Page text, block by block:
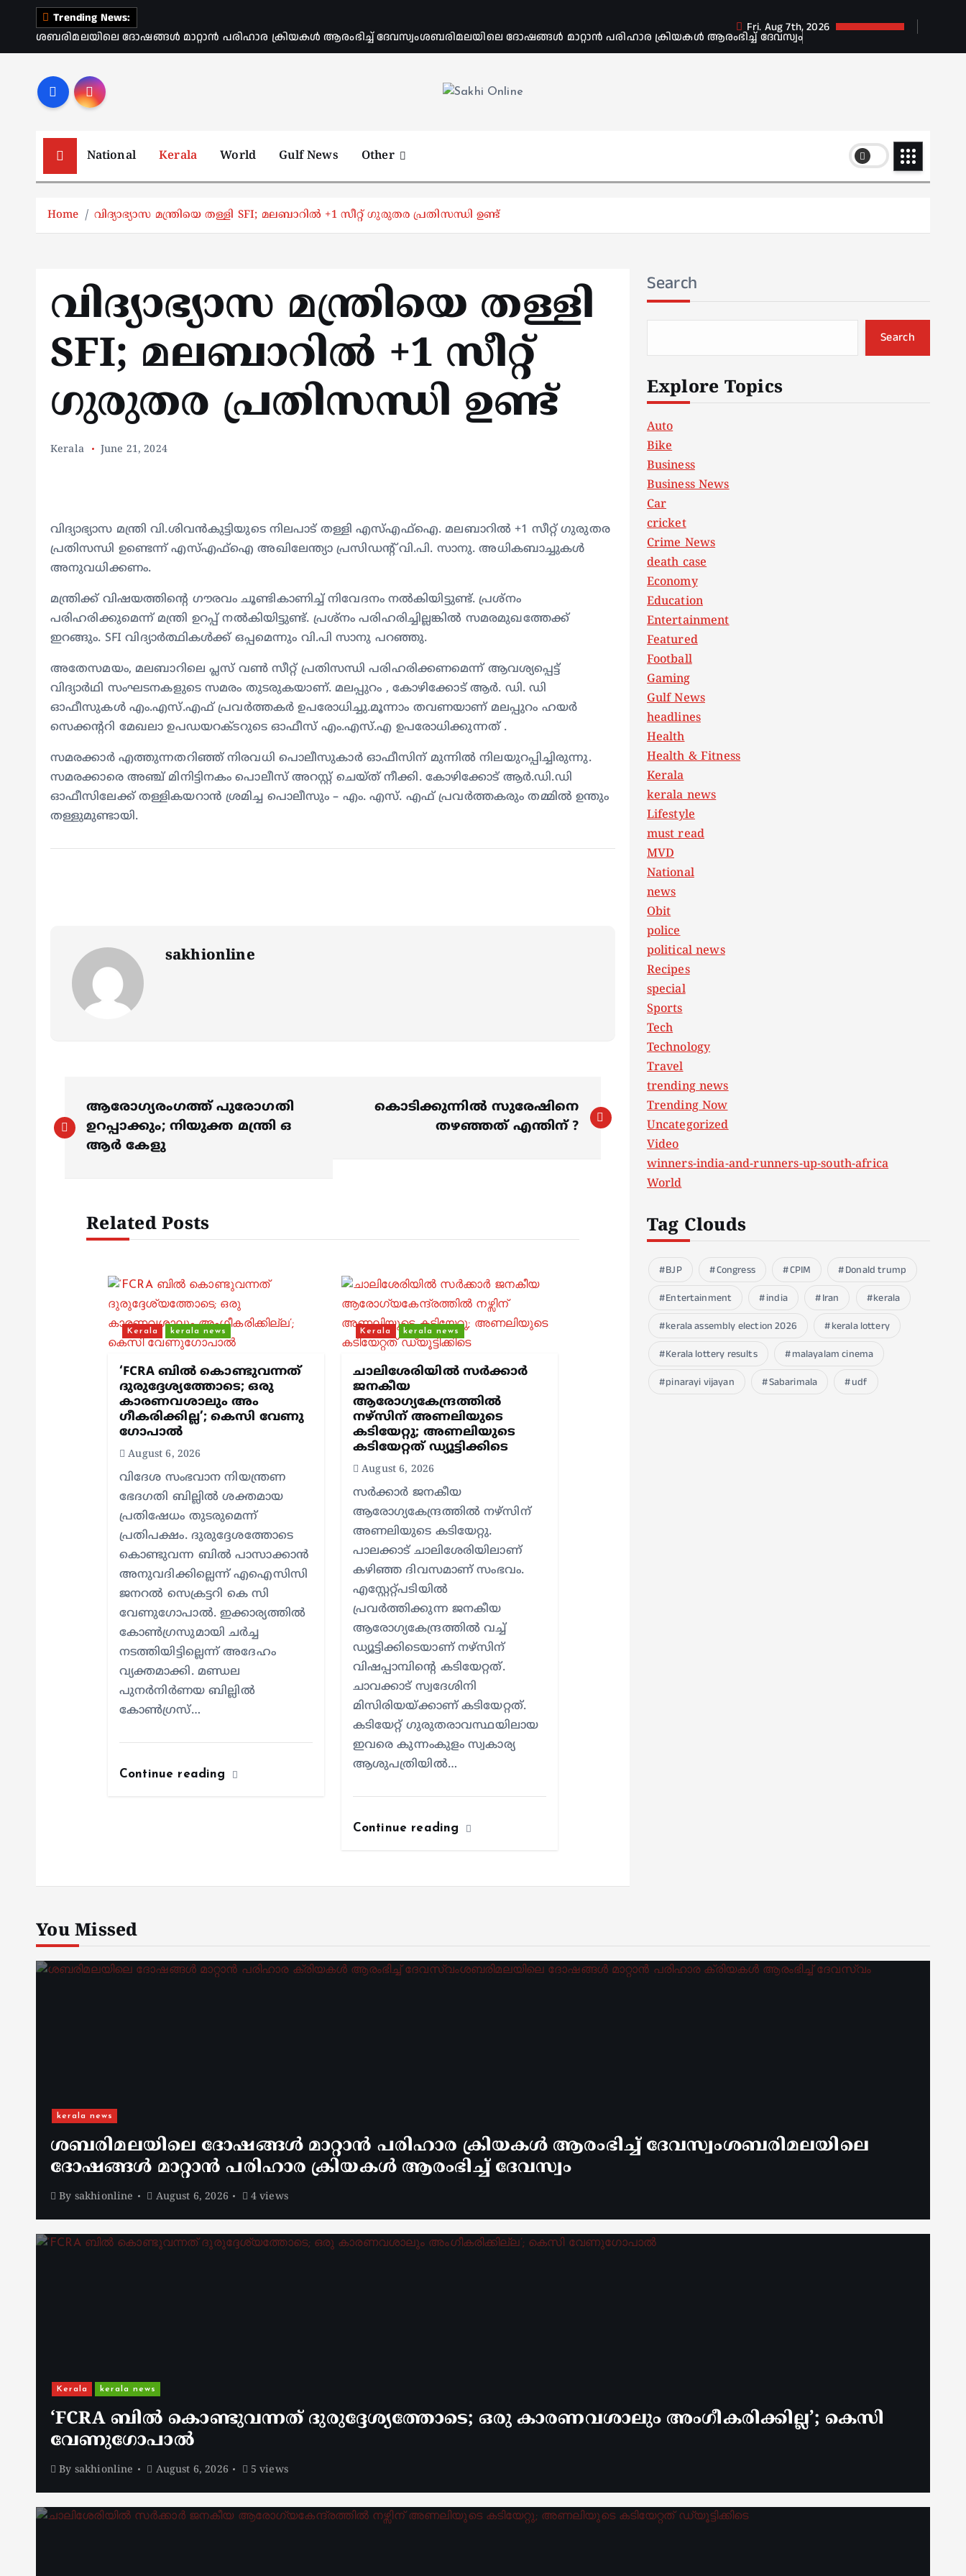
Trending News:
ശബരിമലയിലെ ദോഷങ്ങൾ മാറ്റാൻ പരിഹാര ക്രിയകൾ ആരംഭിച്ച് ദേവസ്വംശബരിമലയിലെ ദോഷങ്ങൾ മാറ്റാൻ പരിഹാര ക്രിയകൾ ആരംഭിച്ച് ദേവസ്വം
Fri. Aug 7th, 2026
National Kerala World Gulf News Other
Home വിദ്യാഭ്യാസ മന്ത്രിയെ തള്ളി SFI; മലബാറിൽ +1 സീറ്റ് ഗുരുതര പ്രതിസന്ധി ഉണ്ട്
വിദ്യാഭ്യാസ മന്ത്രിയെ തള്ളി
SFI; മലബാറിൽ +1 സീറ്റ്
ഗുരുതര പ്രതിസന്ധി ഉണ്ട്
Kerala June 21, 2024
വിദ്യാഭ്യാസ മന്ത്രി വി.ശിവന്‍കുട്ടിയുടെ നിലപാട് തള്ളി എസ്എഫ്ഐ. മലബാറിൽ +1 സീറ്റ് ഗുരുതര
പ്രതിസന്ധി ഉണ്ടെന്ന് എസ്എഫ്‌ഐ അഖിലേന്ത്യാ പ്രസിഡന്റ് വി.പി. സാനു. അധികബാച്ചുകൾ
അനുവധിക്കണം.
മന്ത്രിക്ക് വിഷയത്തിൻ്റെ ഗൗരവം ചൂണ്ടികാണിച്ച് നിവേദനം നൽകിയിട്ടുണ്ട്. പ്രശ്നം
പരിഹരിക്കുമെന്ന് മന്ത്രി ഉറപ്പ് നൽകിയിട്ടുണ്ട്. പ്രശ്നം പരിഹരിച്ചില്ലങ്കിൽ സമരമുഖത്തേക്ക്
ഇറങ്ങും. SFI വിദ്യാർത്ഥികൾക്ക് ഒപ്പമെന്നും വി.പി സാനു പറഞ്ഞു.
അതേസമയം, മലബാറിലെ പ്ലസ് വൺ സീറ്റ് പ്രതിസന്ധി പരിഹരിക്കണമെന്ന് ആവശ്യപ്പെട്ട്
വിദ്യാർഥി സംഘടനകളുടെ സമരം തുടരുകയാണ്. മലപ്പുറം , കോഴിക്കോട് ആർ. ഡി. ഡി
ഓഫീസുകൾ എം.എസ്.എഫ് പ്രവർത്തകർ ഉപരോധിച്ചു.മൂന്നാം തവണയാണ് മലപ്പുറം ഹയർ
സെക്കൻ്ററി മേഖലാ ഉപഡയറക്ടറുടെ ഓഫീസ് എം.എസ്.എ ഉപരോധിക്കുന്നത് .
സമരക്കാർ എത്തുന്നതറിഞ്ഞ് നിരവധി പൊലീസുകാർ ഓഫീസിന് മുന്നിൽ നിലയുറപ്പിച്ചിരുന്നു.
സമരക്കാരെ അഞ്ച് മിനിട്ടിനകം പൊലീസ് അറസ്റ്റ് ചെയ്ത് നീക്കി. കോഴിക്കോട് ആര്‍.ഡി.ഡി
ഓഫീസിലേക്ക് തള്ളികയറാൻ ശ്രമിച്ച പൊലീസും – എം. എസ്. എഫ് പ്രവർത്തകരും തമ്മിൽ ഉന്തും
തള്ളുമുണ്ടായി.
sakhionline
o
ആരോഗ്യരംഗത്ത് പുരോഗതി
ഉറപ്പാക്കും; നിയുക്ത മന്ത്രി ഒ
ആര്‍ കേളു
കൊടിക്കുന്നിൽ സുരേഷിനെ
തഴഞ്ഞത് എന്തിന് ?
Related Posts
Kerala kerala news
‘FCRA ബിൽ കൊണ്ടുവന്നത്
ദുരുദ്ദേശ്യത്തോടെ; ഒരു
കാരണവശാലും അം​
ഗീകരിക്കില്ല’; കെസി വേണു​
ഗോപാൽ
August 6, 2026
വിദേശ സംഭവാന നിയന്ത്രണ
ഭേദഗതി ബില്ലിൽ ശക്തമായ
പ്രതിഷേധം തുടരുമെന്ന്
പ്രതിപക്ഷം. ദുരുദ്ദേശത്തോടെ
കൊണ്ടുവന്ന ബിൽ പാസാക്കാൻ
അനുവദിക്കില്ലെന്ന് എഐസിസി
ജനറൽ സെക്രട്ടറി കെ സി
വേണുഗോപാൽ. ഇക്കാര്യത്തിൽ
കോൺഗ്രസുമായി ചർച്ച
നടത്തിയിട്ടില്ലെന്ന് അദേഹം
വ്യക്തമാക്കി. മണ്ഡല
പുനർനിർണയ ബില്ലിൽ
കോൺഗ്രസ്…
Continue reading
Kerala kerala news
ചാലിശേരിയില്‍ സര്‍ക്കാര്‍
ജനകീയ
ആരോഗ്യകേന്ദ്രത്തില്‍
നഴ്സിന് അണലിയുടെ
കടിയേറ്റു; അണലിയുടെ
കടിയേറ്റത് ഡ്യൂട്ടിക്കിടെ
August 6, 2026
സര്‍ക്കാര്‍ ജനകീയ
ആരോഗ്യകേന്ദ്രത്തില്‍ നഴ്സിന്
അണലിയുടെ കടിയേറ്റു.
പാലക്കാട് ചാലിശേരിയിലാണ്
കഴിഞ്ഞ ദിവസമാണ് സംഭവം.
എസ്റ്റേറ്റ്പടിയില്‍
പ്രവര്‍ത്തിക്കുന്ന ജനകീയ
ആരോഗ്യകേന്ദ്രത്തില്‍ വച്ച്
ഡ്യൂട്ടിക്കിടെയാണ് നഴ്സിന്
വിഷപ്പാമ്പിന്റെ കടിയേറ്റത്.
ചാവക്കാട് സ്വദേശിനി
മിസിരിയയ്ക്കാണ് കടിയേറ്റത്.
കടിയേറ്റ് ഗുരുതരാവസ്ഥയിലായ
ഇവരെ കുന്നംകുളം സ്വകാര്യ
ആശുപത്രിയില്‍…
Continue reading
Search
Search
Explore Topics
Auto
Bike
Business
Business News
Car
cricket
Crime News
death case
Economy
Education
Entertainment
Featured
Football
Gaming
Gulf News
headlines
Health
Health & Fitness
Kerala
kerala news
Lifestyle
must read
MVD
National
news
Obit
police
political news
Recipes
special
Sports
Tech
Technology
Travel
trending news
Trending Now
Uncategorized
Video
winners-india-and-runners-up-south-africa
World
Tag Clouds
BJP Congress CPIM
Donald trump
Entertainment
india Iran
kerala
kerala assembly election 2026
kerala lottery
Kerala lottery results
malayalam cinema
pinarayi vijayan
Sabarimala udf
You Missed
kerala news
ശബരിമലയിലെ ദോഷങ്ങൾ മാറ്റാൻ പരിഹാര ക്രിയകൾ ആരംഭിച്ച് ദേവസ്വംശബരിമലയിലെ
ദോഷങ്ങൾ മാറ്റാൻ പരിഹാര ക്രിയകൾ ആരംഭിച്ച് ദേവസ്വം
By sakhionline August 6, 2026 4 views
Kerala kerala news
‘FCRA ബിൽ കൊണ്ടുവന്നത് ദുരുദ്ദേശ്യത്തോടെ; ഒരു കാരണവശാലും അം​ഗീകരിക്കില്ല’; കെസി
വേണു​ഗോപാൽ
By sakhionline August 6, 2026 5 views